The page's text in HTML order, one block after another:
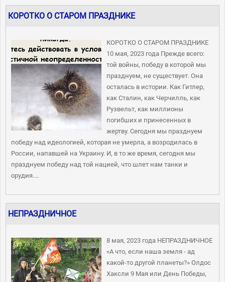
КОРОТКО О СТАРОМ ПРАЗДНИКЕ
КОРОТКО О СТАРОМ ПРАЗДНИКЕ
10 мая, 2023 года Прежде всего:
той войны, победу в которой мы
празднуем, не существует. Она
осталась в истории. Как Гитлер,
как Сталин, как Черчилль, как
Рузвельт, как миллионы
погибших и принесенных в
жертву. Сегодня мы празднуем
победу над идеологией, которая не умерла, а возродилась в
России, напавшей на Украину. И, в то же время, сегодня мы
празднуем победу над той нацией, что шлет нам танки и
орудия....
НЕПРАЗДНИЧНОЕ
8 мая, 2023 года НЕПРАЗДНИЧНОЕ
«А что, если наша земля - ад
какой-то другой планеты?» Олдос
Хаксли 9 Мая или День Победы,